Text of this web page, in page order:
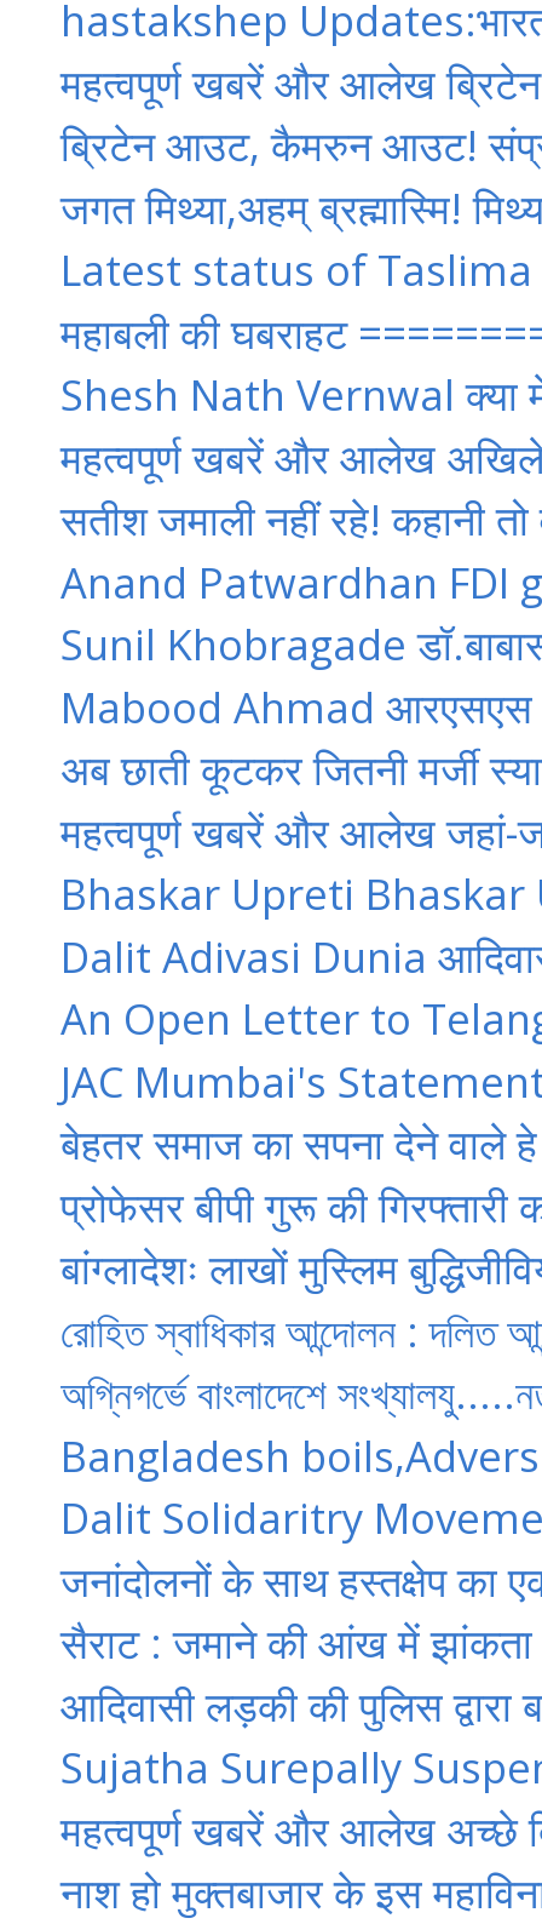
hastakshep
महत्वपूर्ण खबरें और आलेख
ब्रिटेन आउट, कैमरुन आउट!
जगत मिथ्या,अहम् ब्रह्मास्मि!
Latest status of
महाबली की घबराहट
Shesh Nath Vernwal क्या
महत्वपूर्ण खबरें और आलेख
सतीश जमाली नहीं रहे! कहानी
Anand Patwardhan FDI
Sunil Khobragade
Mabood Ahmad आरएसएस
अब छाती कूटकर जितनी मर्जी
महत्वपूर्ण खबरें और आलेख जहां-
Bhaskar Upreti Bhaskar
Dalit Adivasi Dunia आदिवासी
An Open Letter to
JAC Mumbai's
बेहतर समाज का सपना देने वाले
प्रोफेसर बीपी गुरू की
बांग्‍लादेशः लाखों मुस्लिम
রোহিত স্বাধিকার আন্দোলন : দলিত
অগ্নিগর্ভে বাংলাদেশে
Bangladesh
Dalit Solidaritry
जनांदोलनों के साथ हस्तक्षेप का
सैराट : जमाने की आंख में
आदिवासी लड़की की पुलिस द्वारा
Sujatha Surepally
महत्वपूर्ण खबरें और आलेख अच्छे
नाश हो मुक्तबाजार के इस